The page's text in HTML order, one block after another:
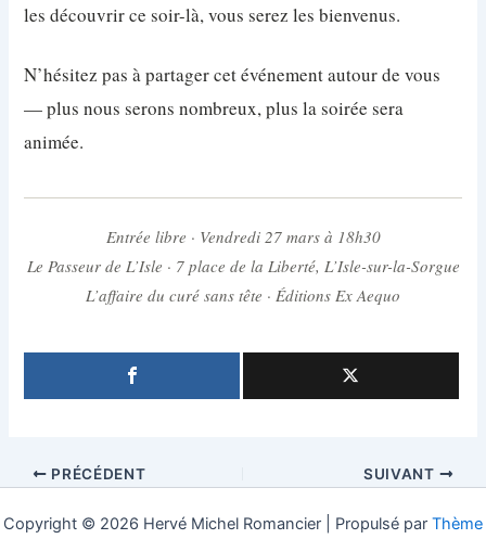
les découvrir ce soir-là, vous serez les bienvenus.
N’hésitez pas à partager cet événement autour de vous
— plus nous serons nombreux, plus la soirée sera
animée.
Entrée libre · Vendredi 27 mars à 18h30
Le Passeur de L’Isle · 7 place de la Liberté, L’Isle-sur-la-Sorgue
L’affaire du curé sans tête · Éditions Ex Aequo
PRÉCÉDENT SUIVANT
Copyright © 2026 Hervé Michel Romancier | Propulsé par Thème